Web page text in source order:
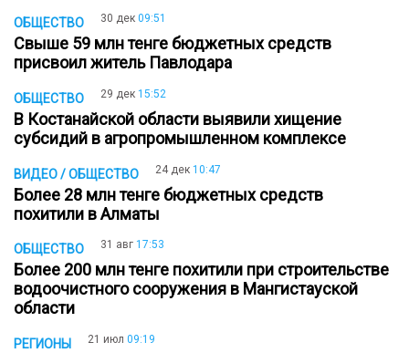
ОБЩЕСТВО 30 дек 09:51
Cвыше 59 млн тенге бюджетных средств
присвоил житель Павлодара
ОБЩЕСТВО 29 дек 15:52
В Костанайской области выявили хищение
субсидий в агропромышленном комплексе
ВИДЕО / ОБЩЕСТВО 24 дек 10:47
Более 28 млн тенге бюджетных средств
похитили в Алматы
ОБЩЕСТВО 31 авг 17:53
Более 200 млн тенге похитили при строительстве
водоочистного сооружения в Мангистауской
области
РЕГИОНЫ 21 июл 09:19